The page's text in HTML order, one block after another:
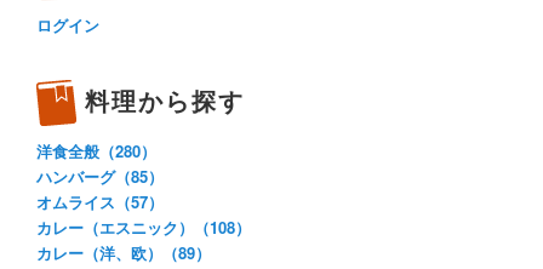
ログイン
料理から探す
洋食全般（280）
ハンバーグ（85）
オムライス（57）
カレー（エスニック）（108）
カレー（洋、欧）（89）